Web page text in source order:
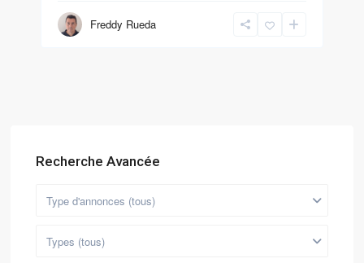
Freddy Rueda
Recherche Avancée
Type d'annonces (tous)
Types (tous)